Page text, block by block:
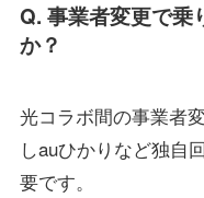
Q. 事業者変更で乗
か？
光コラボ間の事業者
しauひかりなど独自
要です。